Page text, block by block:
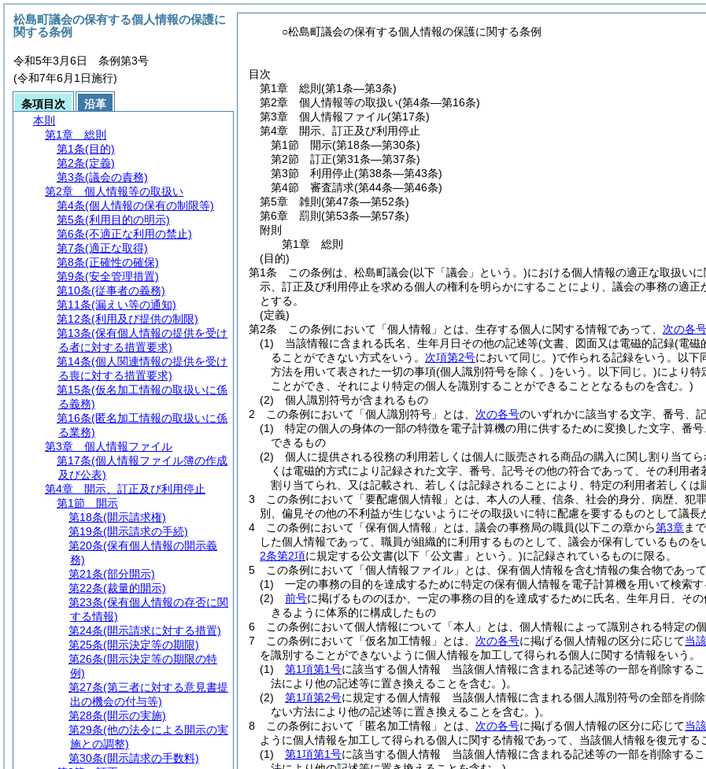
○松島町議会の保有する個人情報の保護に関する条例
目次
第1章
総則 (第1条―第3条)
第2章
個人情報等の取扱い(第4条―第16条)
第3章
個人情報ファイル(第17条)
第4章
開示、訂正及び利用停止
第1節
開示(第18条―第30条)
第2節
訂正(第31条―第37条)
第3節
利用停止(第38条―第43条)
第4節
審査請求(第44条―第46条)
第5章
雑則 (第47条―第52条)
第6章
罰則 (第53条―第57条)
附則
第1章
総則
(目的)
第1条
この条例は、松島町議会(以下「議会」という。)における個人情報の適正な取扱い
示、訂正及び利用停止を求める個人の権利を明らかにすることにより、議会の事務の適
とする。
(定義)
第2条
この条例において「個人情報」とは、生存する個人に関する情報であって、 次の各号
(1)
当該情報に含まれる氏名、生年月日その他の記述等(文書、図面又は電磁的記録(電磁
ることができない方式をいう。 次項第2号において同じ。)で作られる記録をいう。以下
方法を用いて表された一切の事項(個人識別符号を除く。)をいう。以下同じ。)により特
ことができ、それにより特定の個人を識別することができることとなるものを含む。)
(2)
個人識別符号が含まれるもの
2
この条例において「個人識別符号」とは、 次の各号のいずれかに該当する文字、番号、
(1)
特定の個人の身体の一部の特徴を電子計算機の用に供するために変換した文字、番
できるもの
(2)
個人に提供される役務の利用若しくは個人に販売される商品の購入に関し割り当て
くは電磁的方式により記録された文字、番号、記号その他の符合であって、その利用
割り当てられ、又は記載され、若しくは記録されることにより、特定の利用者若しく
3
この条例において「要配慮個人情報」とは、本人の人種、信条、社会的身分、病歴、
別、偏見その他の不利益が生じないようにその取扱いに特に配慮を要するものとして議長
4
この条例において「保有個人情報」とは、議会の事務局の職員(以下この章から第3章ま
した個人情報であって、職員が組織的に利用するものとして、議会が保有しているものを
2条第2項に規定する公文書(以下「公文書」という。)に記録されているものに限る。
5
この条例において「個人情報ファイル」とは、保有個人情報を含む情報の集合物であっ
(1)
一定の事務の目的を達成するために特定の保有個人情報を電子計算機を用いて検索
(2)
前号に掲げるもののほか、一定の事務の目的を達成するために氏名、生年月日、そ
きるように体系的に構成したもの
6
この条例において個人情報について「本人」とは、個人情報によって識別される特定の個
7
この条例において「仮名加工情報」とは、 次の各号に掲げる個人情報の区分に応じて当
を識別することができないように個人情報を加工して得られる個人に関する情報をいう。
(1)
第1項第1号に該当する個人情報 当該個人情報に含まれる記述等の一部を削除するこ
法により他の記述等に置き換えることを含む。)。
(2)
第1項第2号に規定する個人情報 当該個人情報に含まれる個人識別符号の全部を削除
ない方法により他の記述等に置き換えることを含む。)。
8
この条例において「匿名加工情報」とは、 次の各号に掲げる個人情報の区分に応じて当
ように個人情報を加工して得られる個人に関する情報であって、当該個人情報を復元する
(1)
第1項第1号に該当する個人情報 当該個人情報に含まれる記述等の一部を削除するこ
松島町議会の保有する個人情報の保護に
関する条例
令和5年3月6日 条例第3号
(令和7年6月1日施行)
条項目次
沿革
本則
第1章
総則
第1条(目的)
第2条(定義)
第3条(議会の責務)
第2章
個人情報等の取扱い
第4条(個人情報の保有の制限等)
第5条(利用目的の明示)
第6条(不適正な利用の禁止)
第7条(適正な取得)
第8条(正確性の確保)
第9条(安全管理措置)
第10条(従事者の義務)
第11条(漏えい等の通知)
第12条(利用及び提供の制限)
第13条(保有個人情報の提供を受け
る者に対する措置要求)
第14条(個人関連情報の提供を受け
る喪に対する措置要求)
第15条(仮名加工情報の取扱いに係
る義務)
第16条(匿名加工情報の取扱いに係
る業務)
第3章
個人情報ファイル
第17条(個人情報ファイル簿の作成
及び公表)
第4章
開示、訂正及び利用停止
第1節
開示
第18条(開示請求権)
第19条(開示請求の手続)
第20条(保有個人情報の開示義
務)
第21条(部分開示)
第22条(裁量的開示)
第23条(保有個人情報の存否に関
する情報)
第24条(開示請求に対する措置)
第25条(開示決定等の期限)
第26条(開示決定等の期限の特
例)
第27条(第三者に対する意見書提
出の機会の付与等)
第28条(開示の実施)
第29条(他の法令による開示の実
施との調整)
第30条(開示請求の手数料)